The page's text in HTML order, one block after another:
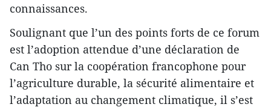
connaissances.
Soulignant que l’un des points forts de ce forum
est l’adoption attendue d’une déclaration de
Can Tho sur la coopération francophone pour
l’agriculture durable, la sécurité alimentaire et
l’adaptation au changement climatique, il s’est